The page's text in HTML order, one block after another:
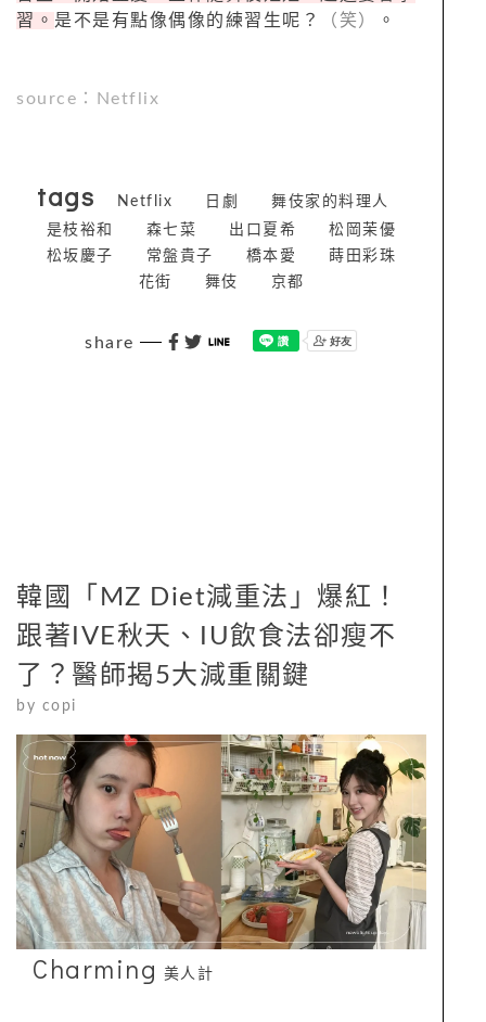
習。 是不是有點像偶像的練習生呢？ （笑） 。
source：Netflix
tags Netflix 日劇
舞伎家的料理人
是枝裕和
森七菜 出口夏希
松岡茉優
松坂慶子
常盤貴子 橋本愛
蒔田彩珠
花街
舞伎 京都
share
韓國「MZ Diet減重法」爆紅！
跟著IVE秋天、IU飲食法卻瘦不
了？醫師揭5大減重關鍵
by copi
Charming 美人計